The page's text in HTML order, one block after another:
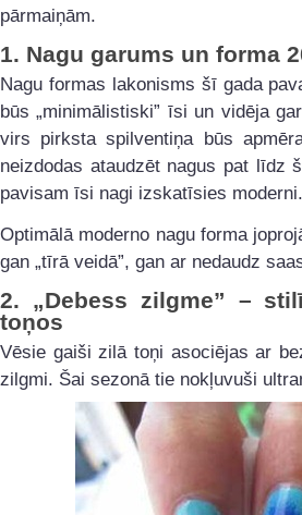
pārmaiņām.
1. Nagu garums un forma
Nagu formas lakonisms šī gada
būs „minimālistiski” īsi un vidēja
virs pirksta spilventiņa būs
neizdodas ataudzēt nagus pat līdz
pavisam īsi nagi izskatīsies moderni.
Optimālā moderno nagu forma
gan „tīrā veidā”, gan ar nedaudz
2. „Debess zilgme” –
toņos
Vēsie gaiši zilā toņi asociējas ar
zilgmi. Šai sezonā tie nokļuvuši